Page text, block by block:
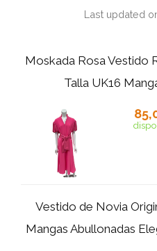
Last updated
Moskada Rosa Vestido
Talla UK16
Vestido de Novia
Mangas Abullonadas